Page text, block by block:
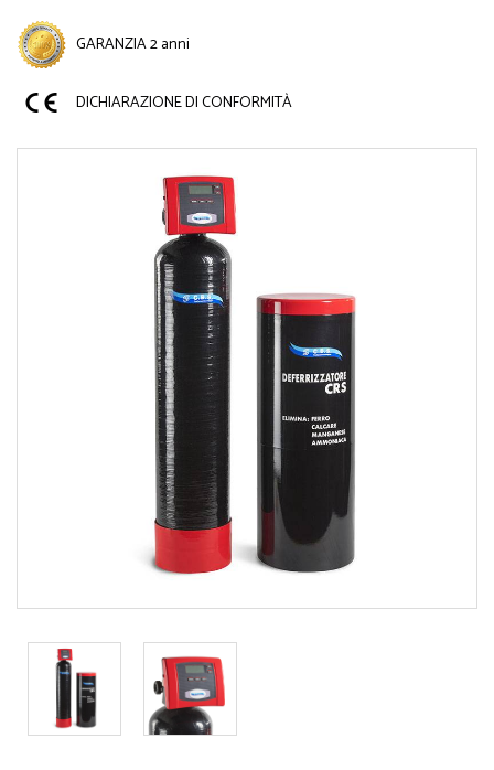
GARANZIA 2 anni
DICHIARAZIONE DI CONFORMITÀ